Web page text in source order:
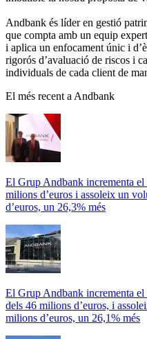
Andbank és líder en gestió
que compta amb un equip
i aplica un enfocament únic i
rigorós d’avaluació de riscos i
individuals de cada client de
El més recent a Andbank
El Grup Andbank incrementa
milions d’euros i assoleix un
d’euros, un 26,3% més
El Grup Andbank incrementa
dels 46 milions d’euros, i
milions d’euros, un 26,1% més